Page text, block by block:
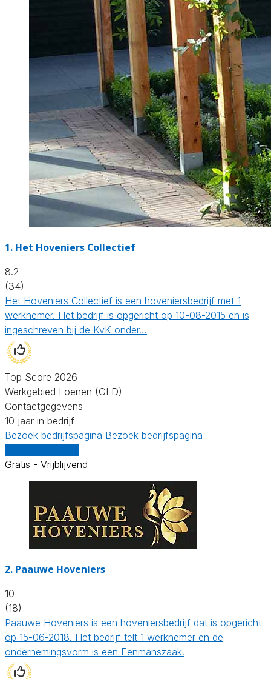
1. Het Hoveniers Collectief
8.2
(34)
Het Hoveniers Collectief is een hoveniersbedrijf met 1
werknemer. Het bedrijf is opgericht op 10-08-2015 en is
ingeschreven bij de KvK onder…
Top Score 2026
Werkgebied Loenen (GLD)
Contactgegevens
10 jaar in bedrijf
Bezoek bedrijfspagina Bezoek bedrijfspagina
Gratis - Vrijblijvend
2. Paauwe Hoveniers
10
(18)
Paauwe Hoveniers is een hoveniersbedrijf dat is opgericht
op 15-06-2018. Het bedrijf telt 1 werknemer en de
ondernemingsvorm is een Eenmanszaak.